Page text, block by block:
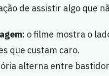
de assistir algo que
o filme mostra o
que custam caro.
alterna entre